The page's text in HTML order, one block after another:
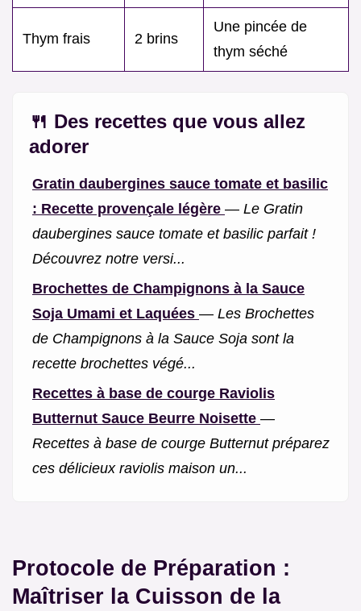
Thym frais 2 brins
Une pincée de
thym séché
🍴 Des recettes que vous allez
adorer
Gratin daubergines sauce tomate et basilic
: Recette provençale légère — Le Gratin
daubergines sauce tomate et basilic parfait !
Découvrez notre versi...
Brochettes de Champignons à la Sauce
Soja Umami et Laquées — Les Brochettes
de Champignons à la Sauce Soja sont la
recette brochettes végé...
Recettes à base de courge Raviolis
Butternut Sauce Beurre Noisette —
Recettes à base de courge Butternut préparez
ces délicieux raviolis maison un...
Protocole de Préparation :
Maîtriser la Cuisson de la